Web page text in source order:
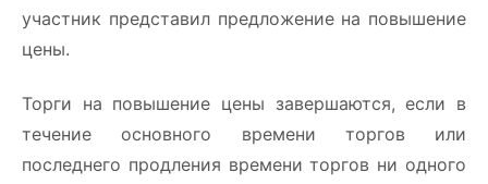
участник представил предложение на повышение
цены.
Торги на повышение цены завершаются, если в
течение основного времени торгов или
последнего продления времени торгов ни одного